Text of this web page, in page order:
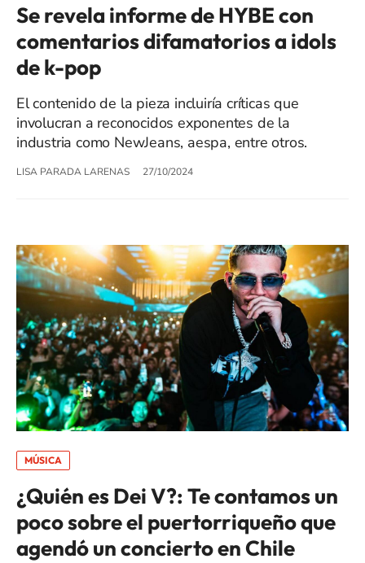
Se revela informe de HYBE con
comentarios difamatorios a idols
de k-pop
El contenido de la pieza incluiría críticas que
involucran a reconocidos exponentes de la
industria como NewJeans, aespa, entre otros.
LISA PARADA LARENAS 27/10/2024
MÚSICA
¿Quién es Dei V?: Te contamos un
poco sobre el puertorriqueño que
agendó un concierto en Chile